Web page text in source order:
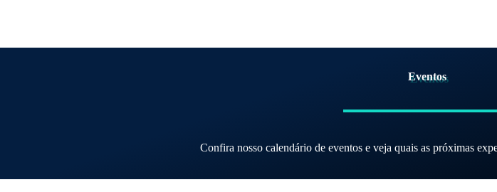
o
Eventos
Confira nosso calendário de eventos e veja quais as próximas